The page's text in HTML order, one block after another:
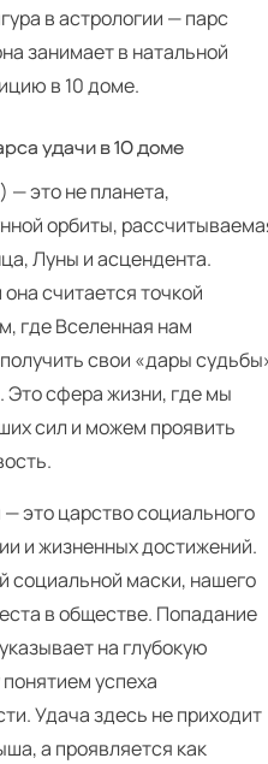
в астрологии — парс
занимает в натальной
в 10 доме.
удачи в 10 доме
это не планета,
орбиты,
Луны и асцендента.
считается точкой
где Вселенная нам
свои «дары
Это сфера жизни, где мы
сил и можем проявить
это царство социального
и жизненных достижений.
социальной маски, нашего
в обществе. Попадание
на глубокую
успеха
Удача здесь не приходит
а проявляется как